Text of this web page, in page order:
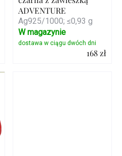
ADVENTURE
Ag925/1000; ≤0,93 g
168 zł
W magazynie